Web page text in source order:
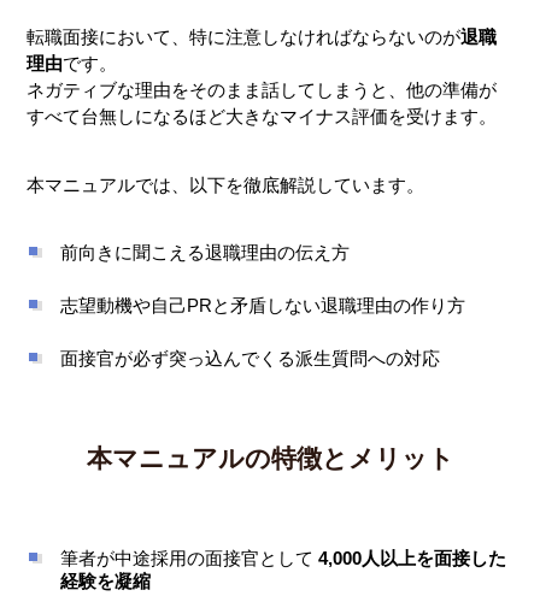
転職面接において、特に注意しなければならないのが退職
理由です。
ネガティブな理由をそのまま話してしまうと、他の準備が
すべて台無しになるほど大きなマイナス評価を受けます。
本マニュアルでは、以下を徹底解説しています。
前向きに聞こえる退職理由の伝え方
志望動機や自己PRと矛盾しない退職理由の作り方
面接官が必ず突っ込んでくる派生質問への対応
本マニュアルの特徴とメリット
筆者が中途採用の面接官として4,000人以上を面接した
経験を凝縮